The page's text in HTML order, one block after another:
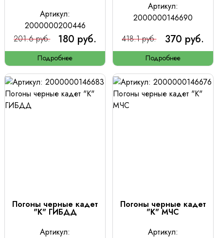
Артикул:
2000000200446
201.6 руб.
180 руб.
Подробнее
Артикул:
2000000146690
418.1 руб.
370 руб.
Подробнее
Погоны черные кадет
"К" ГИБДД
Артикул:
Погоны черные кадет
"К" МЧС
Артикул: